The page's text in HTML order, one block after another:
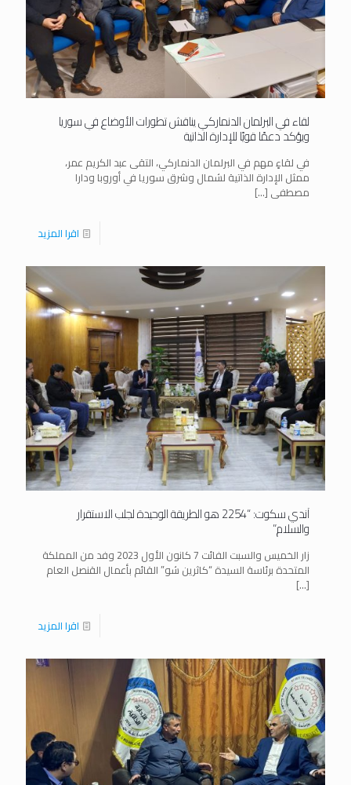
لقاء في البرلمان الدنماركي يناقش تطورات الأوضاع في سوريا
ويؤكد دعمًا قويًا للإدارة الذاتية
في لقاءٍ مهم في البرلمان الدنماركي، التقى عبد الكريم عمر،
ممثل الإدارة الذاتية لشمال وشرق سوريا في أوروبا ودارا
مصطفى […]
اقرا المزيد
آندي سكوت: “2254 هو الطريقة الوحيدة لجلب الاستقرار
والسلام”
زار الخميس والسبت الفائت 7 كانون الأول 2023 وفد من المملكة
المتحدة برئاسة السيدة “كاثرين شو” القائم بأعمال القنصل العام
[…]
اقرا المزيد